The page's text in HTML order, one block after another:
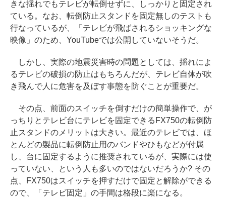
きな揺れでもテレビが転倒せずに、しっかりと固定され
ている。なお、転倒防止スタンドを固定無しのテストも
行なっているが、「テレビが飛ばされるショッキングな
映像」のため、YouTubeでは公開していないそうだ。
しかし、実際の地震災害時の問題としては、揺れによ
るテレビの破損の防止はもちろんだが、テレビ自体が吹
き飛んで人に危害を及ぼす事態を防ぐことが重要だ。
その点、前面のスイッチを倒すだけの簡単操作で、が
っちりとテレビ台にテレビを固定できるFX750の転倒防
止スタンドのメリットは大きい。最近のテレビでは、ほ
とんどの製品に転倒防止用のバンドやひもなどが付属
し、台に固定するように推奨されているが、実際には使
っていない、という人も多いのではないだろうか? その
点、FX750はスイッチを押すだけで固定と解除ができる
ので、「テレビ固定」の手間は格段に楽になる。